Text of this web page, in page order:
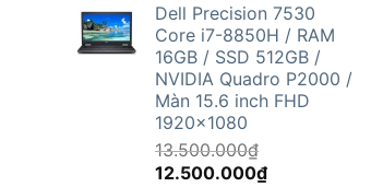
là:
21.500.000₫.
tại
là:
20.500.000₫.
Dell Precision 7530
Core i7-8850H / RAM
16GB / SSD 512GB /
NVIDIA Quadro P2000 /
Màn 15.6 inch FHD
1920x1080
13.500.000₫
Giá
12.500.000₫Giá